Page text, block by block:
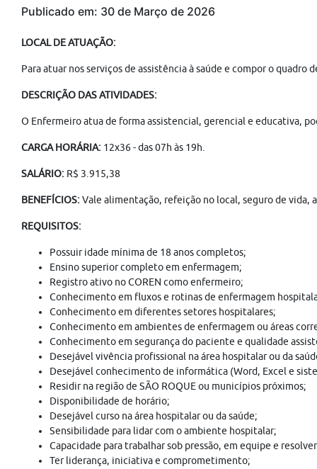
Publicado em: 30 de Março de 2026
LOCAL DE ATUAÇÃO:
Para atuar nos serviços de assistência à saúde e compor o
DESCRIÇÃO DAS ATIVIDADES:
O Enfermeiro atua de forma assistencial, gerencial e educativa,
CARGA HORÁRIA: 12x36 - das 07h às 19h.
SALÁRIO: R$ 3.915,38
BENEFÍCIOS:Vale alimentação, refeição no local, seguro de vida,
REQUISITOS:
Possuir idade mínima de 18 anos completos;
Ensino superior completo em enfermagem;
Registro ativo no COREN como enfermeiro;
Conhecimento em fluxos e rotinas de enfermagem
Conhecimento em diferentes setores hospitalares;
Conhecimento em ambientes de enfermagem ou áreas
Conhecimento em segurança do paciente e qualidade
Desejável vivência profissional na área hospitalar ou da
Desejável conhecimento de informática (Word, Excel e
Residir na região de SÃO ROQUE ou municípios próximos;
Disponibilidade de horário;
Desejável curso na área hospitalar ou da saúde;
Sensibilidade para lidar com o ambiente hospitalar;
Capacidade para trabalhar sob pressão, em equipe e
Ter liderança, iniciativa e comprometimento;